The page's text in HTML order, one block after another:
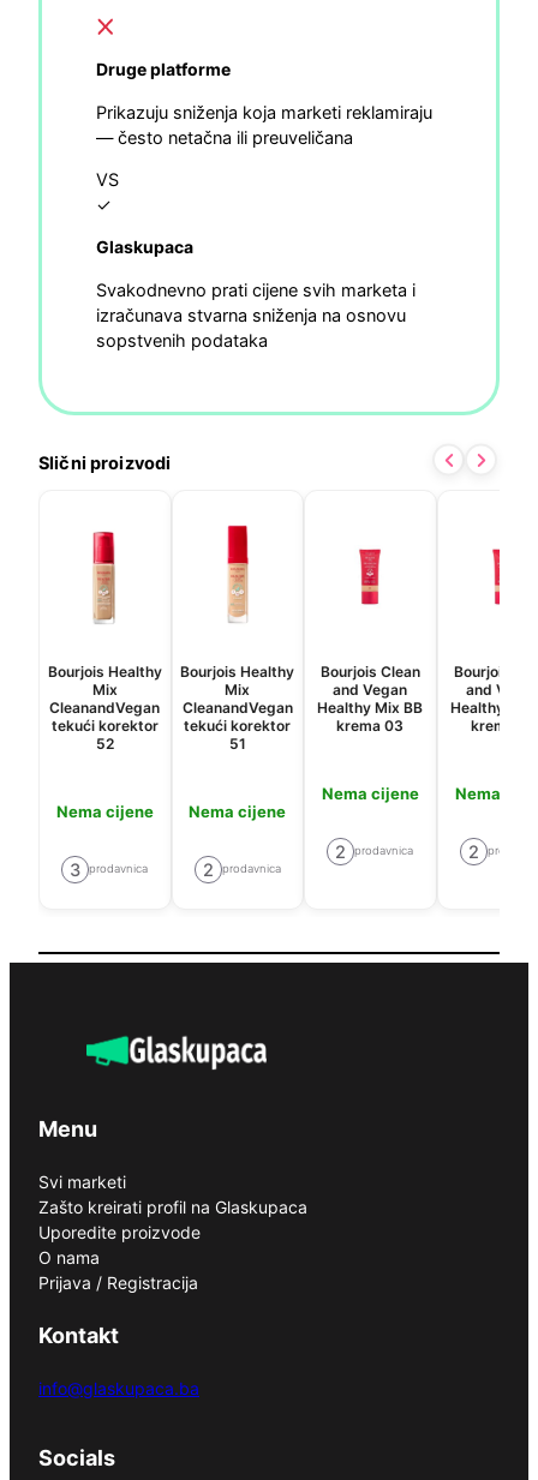
Druge platforme
Prikazuju sniženja koja marketi reklamiraju
— često netačna ili preuveličana
VS
✓
Glaskupaca
Svakodnevno prati cijene svih marketa i
izračunava stvarna sniženja na osnovu
sopstvenih podataka
Slični proizvodi
Bourjois Healthy
Mix
CleanandVegan
tekući korektor
52
Nema cijene
3 prodavnica
Bourjois Healthy
Mix
CleanandVegan
tekući korektor
51
Nema cijene
2 prodavnica
Bourjois Clean
and Vegan
Healthy Mix BB
krema 03
Nema cijene
2 prodavnica
Bourjois
and
Healthy Mix
krema 02
Nema
2
Menu
Svi marketi
Zašto kreirati profil na Glaskupaca
Uporedite proizvode
O nama
Prijava / Registracija
Kontakt
info@glaskupaca.ba
Socials